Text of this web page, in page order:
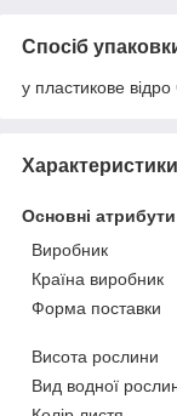
Спосіб
у пластикове
Характеристики
Основні атрибути
Виробник
Країна виробник
Форма поставки
Висота рослини
Вид водної